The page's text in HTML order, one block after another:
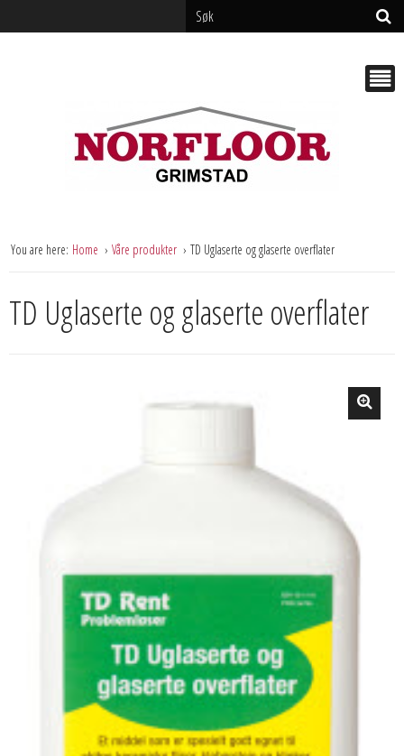
You are here: Home Våre produkter TD Uglaserte og glaserte overflater
TD Uglaserte og glaserte overflater